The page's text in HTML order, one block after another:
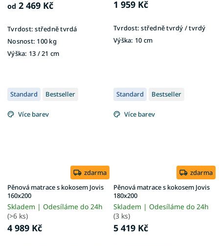
od 2 469 Kč
Tvrdost: středně tvrdá
Nosnost: 100 kg
Výška: 13 / 21 cm
1 959 Kč
Tvrdost: středně tvrdý / tvrdý
Výška: 10 cm
Standard Bestseller
Více barev
zdarma
Pěnová matrace s kokosem Jovis
160x200
Skladem | Odesíláme do 24h
(>6 ks)
4 989 Kč
Standard Bestseller
Více barev
zdarma
Pěnová matrace s kokosem Jovis
180x200
Skladem | Odesíláme do 24h
(3 ks)
5 419 Kč